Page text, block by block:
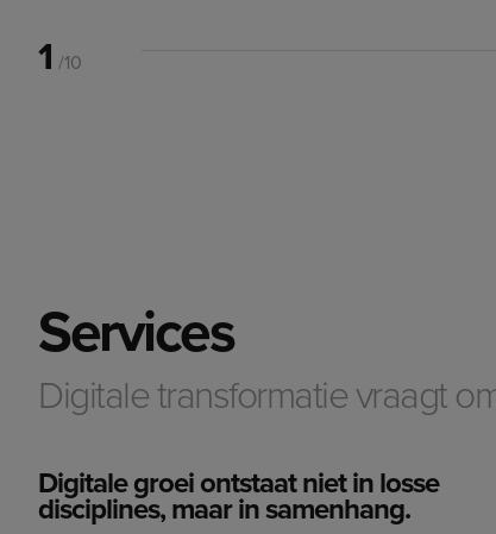
1 /10
Services
Digitale transformatie vraagt
Digitale groei ontstaat niet in losse
disciplines, maar in samenhang.